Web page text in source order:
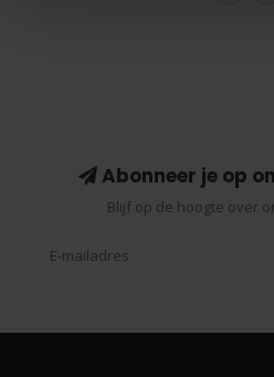
Abonneer je op
Blijf op de hoogte over